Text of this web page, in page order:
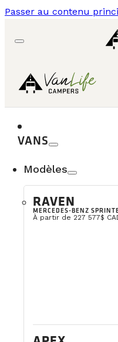
Passer au contenu
VANS
Modèles
RAVEN
MERCEDES-BENZ
À partir de 227 577$